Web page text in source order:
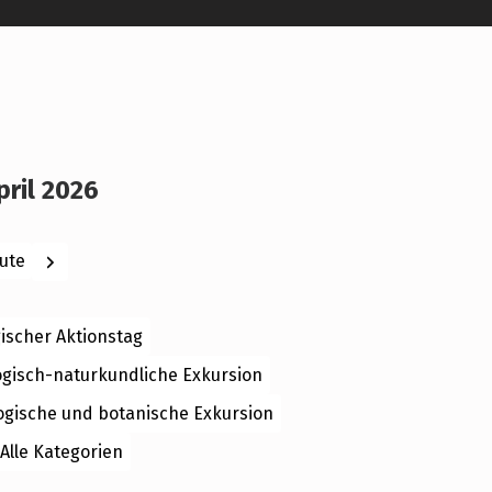
2026
Weiter
Aktionstag
naturkundliche Exkursion
und botanische Exkursion
Alle Kategorien